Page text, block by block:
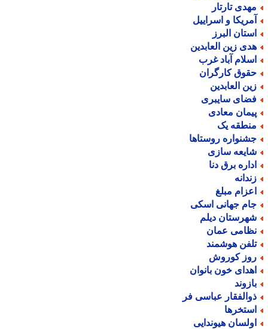
تارتار
و اسراییل
البرز
زین العابدین
آباد غرب
کارگران
العابدین
سایبری
معادی
یک
روستاها
سازی
برق دنا
مبلغ
جهانی اسکی
دیلم
عمان
هوشمند
کوروش
خون بانوان
عباسی فر
هیوندایی